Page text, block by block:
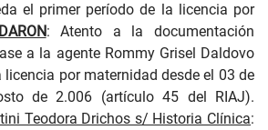
el primer período de la licencia por
: Atento a la documentación
a la agente Rommy Grisel Daldovo
licencia por maternidad desde el 03 de
de 2.006 (artículo 45 del RIAJ).
Teodora Drichos s/ Historia Clínica: